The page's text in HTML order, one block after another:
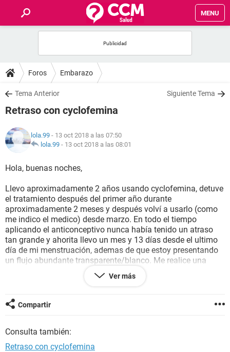
MENU
FOROS
SALUD
NUTRICIÓN
BIENESTAR
SEXUALIDAD
GLOSARIO
Foros Embarazo
Tema Anterior Siguiente Tema
Retraso con cyclofemina
lola.99 - 13 oct 2018 a las 07:50
lola.99 - 13 oct 2018 a las 08:01
Hola, buenas noches,
Llevo aproximadamente 2 años usando cyclofemina, detuve
el tratamiento después del primer año durante
aproximadamente 2 meses y después volví a usarlo (como
me indico el medico) desde marzo. En todo el tiempo
aplicando el anticonceptivo nunca había tenido un atraso
tan grande y ahorita llevo un mes y 13 días desde el ultimo
día de mi menstruación, ademas de que estoy presentando
un flujo abundante transparente/blanco. Me realice una
prueba casera de embarazo y salió negativa, sin embargo
sigo sin menstruar a pesar de que ya presente cólicos, y
intervalo 30 +-3dias) el anticonceptivo, ¿hay posibilidad de
que este embarazada?
Muchas gracias!! Saludos
Ver más
Compartir
Consulta también:
Retraso con cyclofemina